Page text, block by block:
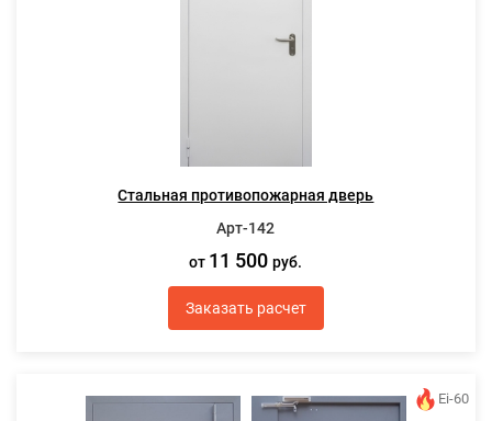
Стальная противопожарная дверь
Арт-142
от 11 500руб.
Заказать расчет
Ei-60